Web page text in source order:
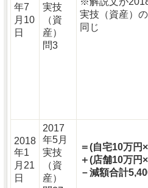
年7
月10
日
実技
（資
産）
問3
実技（資産）
同じ
2018
年1
月21
日
2017
年5月
実技
（資
産）
＝(自宅10万円
＋(店舗10万円
－減額合計